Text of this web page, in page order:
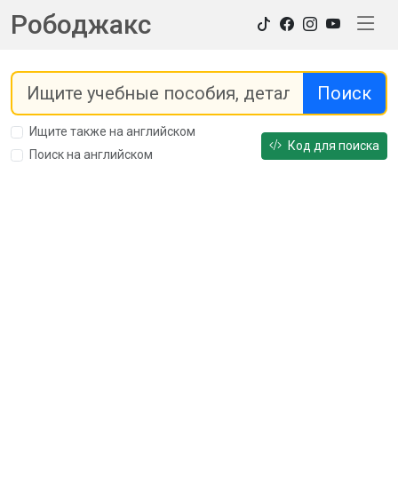
Рободжакс
Поиск
Ищите также на английском
Поиск на английском
Код для поиска